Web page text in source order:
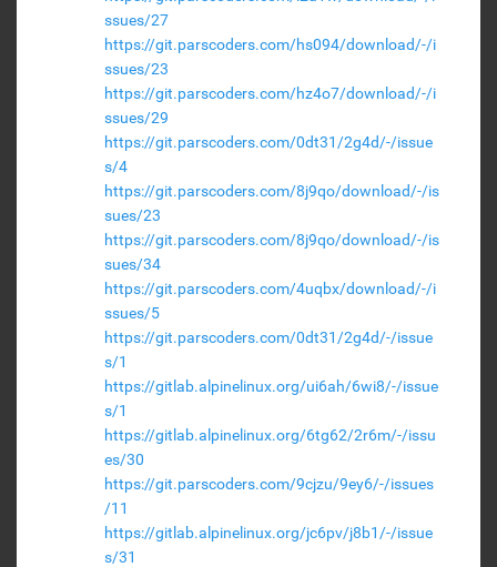
ssues/27
https://git.parscoders.com/hs094/download/-/i
ssues/23
https://git.parscoders.com/hz4o7/download/-/i
ssues/29
https://git.parscoders.com/0dt31/2g4d/-/issue
s/4
https://git.parscoders.com/8j9qo/download/-/is
sues/23
https://git.parscoders.com/8j9qo/download/-/is
sues/34
https://git.parscoders.com/4uqbx/download/-/i
ssues/5
https://git.parscoders.com/0dt31/2g4d/-/issue
s/1
https://gitlab.alpinelinux.org/ui6ah/6wi8/-/issue
s/1
https://gitlab.alpinelinux.org/6tg62/2r6m/-/issu
es/30
https://git.parscoders.com/9cjzu/9ey6/-/issues
/11
https://gitlab.alpinelinux.org/jc6pv/j8b1/-/issue
s/31